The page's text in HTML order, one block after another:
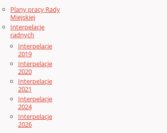
Plany pracy Rady
Miejskiej
Interpelacje
radnych
Interpelacje
2019
Interpelacje
2020
Interpelacje
2021
Interpelacje
2024
Interpelacje
2026